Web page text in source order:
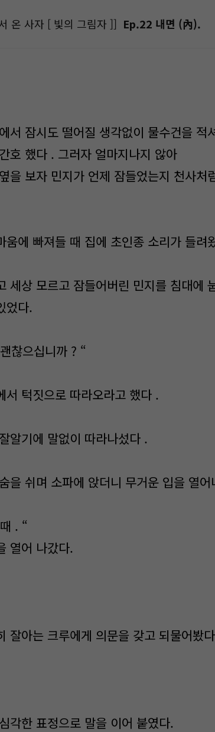
온 사자 [ 빛의 그림자 ]] Ep.22 내면 (內).
서 잠시도 떨어질 생각없이 물수건을 적
호 했다 . 그러자 얼마지나지 않아
을 보자 민지가 언제 잠들었는지 천사처
움에 빠져들 때 집에 초인종 소리가 들려
세상 모르고 잠들어버린 민지를 침대에
었다.
찮으십니까 ? “
서 턱짓으로 따라오라고 했다 .
알기에 말없이 따라나섰다 .
을 쉬며 소파에 앉더니 무거운 입을 열어
. “
열어 나갔다.
잘아는 크루에게 의문을 갖고 되물어봤
각한 표정으로 말을 이어 붙였다.